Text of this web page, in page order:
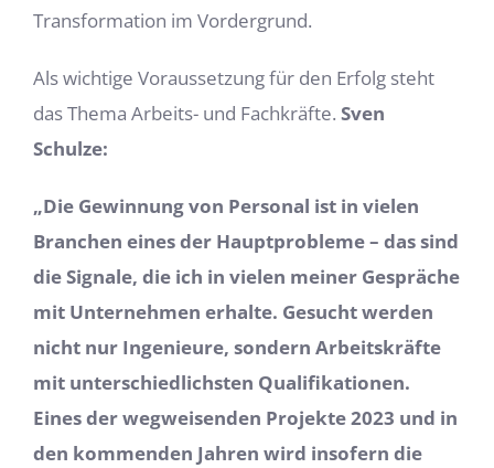
Transformation im Vordergrund.
Als wichtige Voraussetzung für den Erfolg steht
das Thema Arbeits- und Fachkräfte. Sven
Schulze:
„Die Gewinnung von Personal ist in vielen
Branchen eines der Hauptprobleme – das sind
die Signale, die ich in vielen meiner Gespräche
mit Unternehmen erhalte. Gesucht werden
nicht nur Ingenieure, sondern Arbeitskräfte
mit unterschiedlichsten Qualifikationen.
Eines der wegweisenden Projekte 2023 und in
den kommenden Jahren wird insofern die